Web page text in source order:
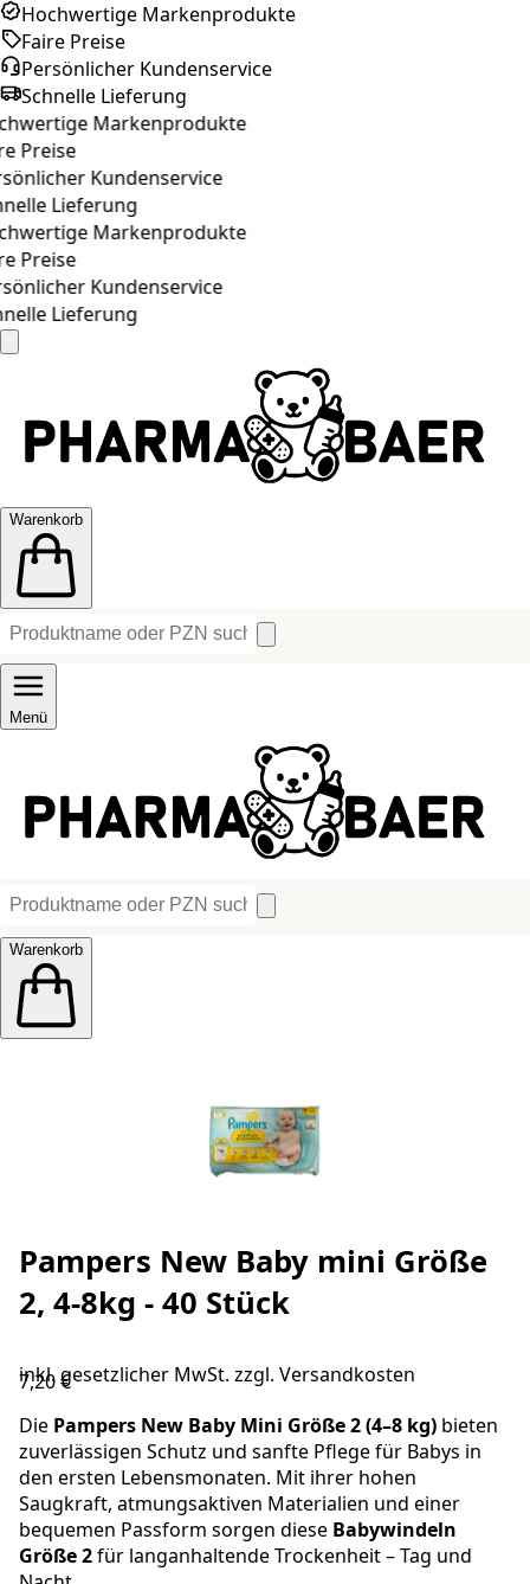
Hochwertige Markenprodukte
Faire Preise
Persönlicher Kundenservice
Schnelle Lieferung
Markenprodukte
Preise
Kundenservice
Lieferung
Markenprodukte
Preise
Kundenservice
Lieferung
Warenkorb
Menü
Warenkorb
Pampers New Baby mini Größe
2, 4-8kg - 40 Stück
inkl. gesetzlicher MwSt. zzgl. Versandkosten
7,20 €
Die Pampers New Baby Mini Größe 2 (4–8 kg) bieten
zuverlässigen Schutz und sanfte Pflege für Babys in
den ersten Lebensmonaten. Mit ihrer hohen
Saugkraft, atmungsaktiven Materialien und einer
bequemen Passform sorgen diese Babywindeln
Größe 2für langanhaltende Trockenheit – Tag und